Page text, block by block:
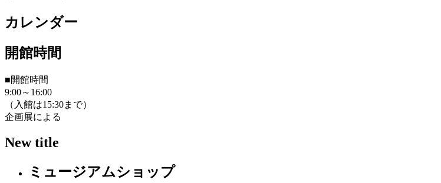
カレンダー
開館時間
■開館時間
9:00～16:00
（入館は15:30まで）
企画展による
New title
ミュージアムショップ